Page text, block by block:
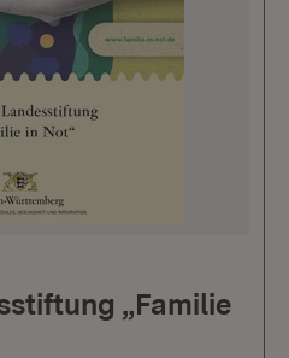
„Familie